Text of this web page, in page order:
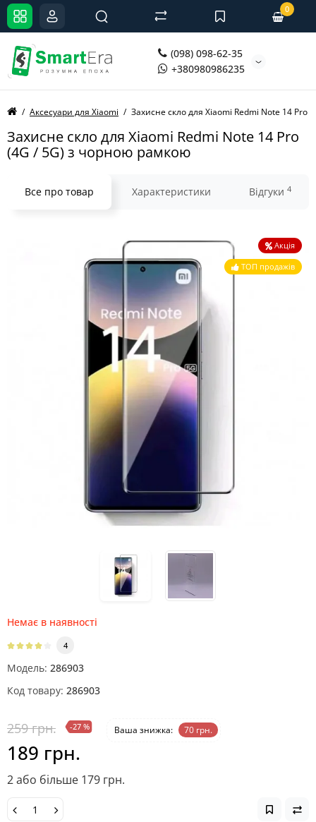
(098) 098-62-35
+380980986235
0
Аксесуари для Xiaomi Захисне скло для Xiaomi Redmi Note 14 Pro
Захисне скло для Xiaomi Redmi Note 14 Pro
(4G / 5G) з чорною рамкою
Все про товар Характеристики Відгуки 4
Акція
ТОП продажів
Немає в наявності
4
Модель: 286903
Код товару: 286903
259 грн. -27 % Ваша знижка: 70 грн.
189 грн.
2 або більше 179 грн.